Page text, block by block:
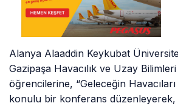
Alanya Alaaddin Keykubat
Gazipaşa Havacılık ve Uzay
öğrencilerine, “Geleceğin Havacıları
konulu bir konferans